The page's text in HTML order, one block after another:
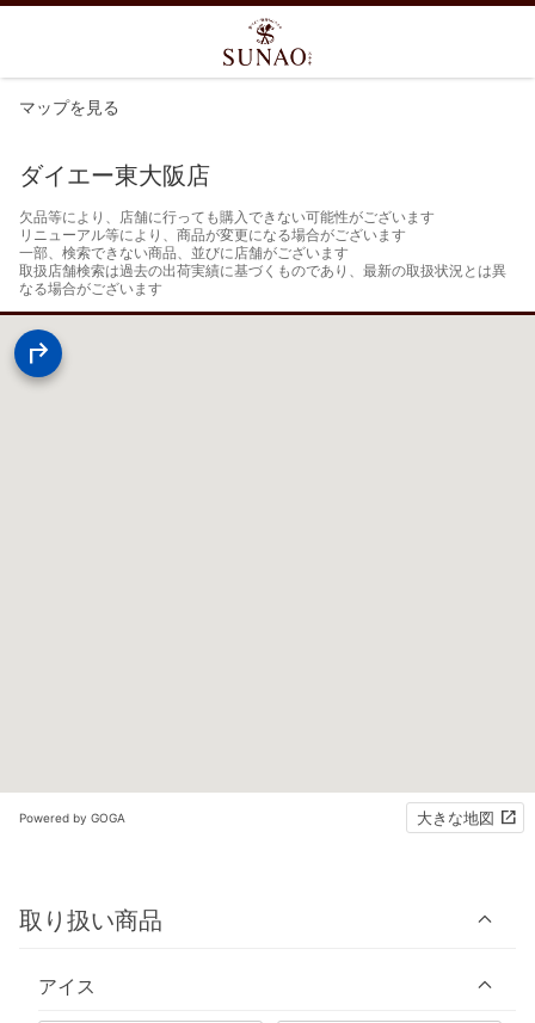
マップを見る
ダイエー東大阪店
欠品等により、店舗に行っても購入できない可能性がございます
リニューアル等により、商品が変更になる場合がございます
一部、検索できない商品、並びに店舗がございます
取扱店舗検索は過去の出荷実績に基づくものであり、最新の取扱状況とは異
なる場合がございます
Powered by GOGA 大きな地図
取り扱い商品
アイス